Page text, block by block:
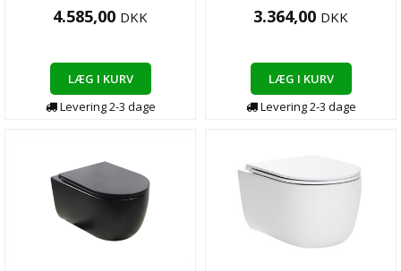
4.585,00 DKK
LÆG I KURV
Levering2-3 dage
3.364,00 DKK
LÆG I KURV
Levering2-3 dage